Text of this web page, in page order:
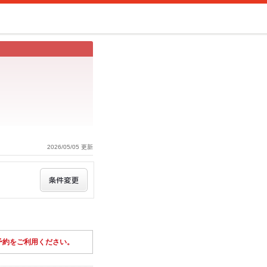
2026/05/05 更新
をご利用ください。